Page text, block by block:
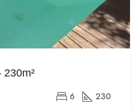
6 230